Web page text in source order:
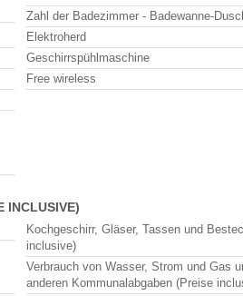
Zahl der Badezimmer - Badewanne-
Elektroherd
Geschirrspühlmaschine
Free wireless
INCLUSIVE)
Kochgeschirr, Gläser, Tassen und
inclusive)
Verbrauch von Wasser, Strom und Gas
anderen Kommunalabgaben (Preise